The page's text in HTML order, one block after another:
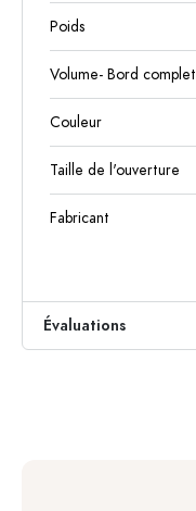
Poids
Volume- Bord complet
Couleur
Taille de l'ouverture
Fabricant
Évaluations